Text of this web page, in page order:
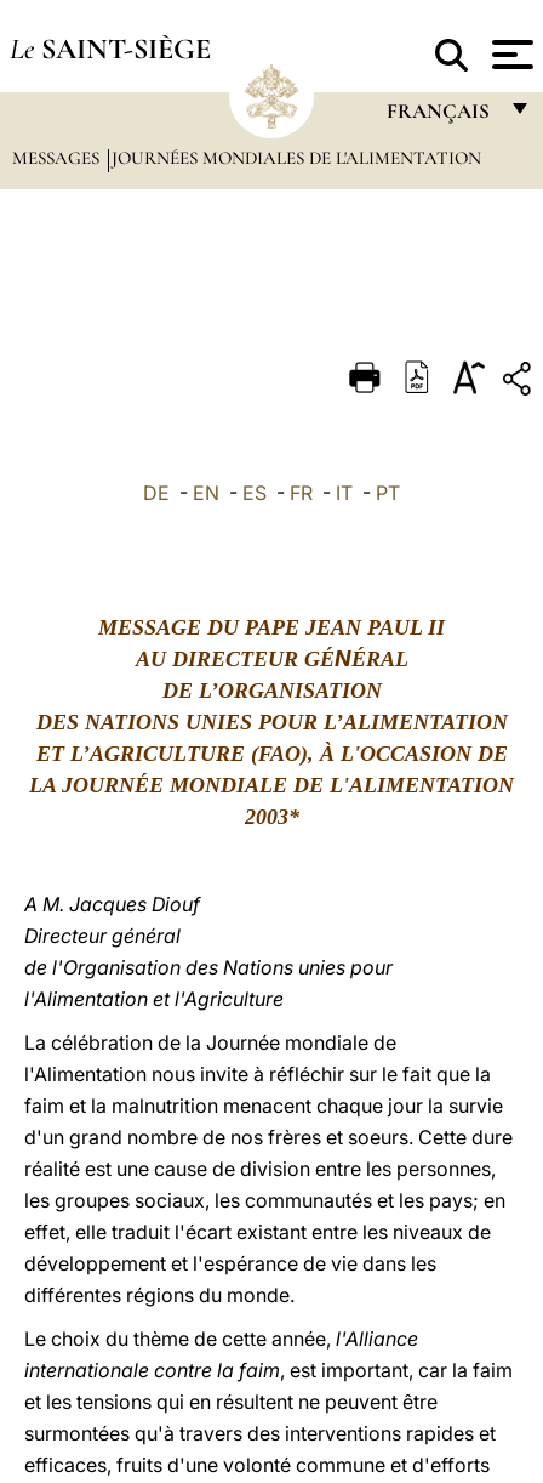
Le SAINT-SIÈGE
FRANÇAIS
FRANÇAIS
DEUTSCH
العربيّة
MESSAGES JOURNÉES MONDIALES DE L'ALIMENTATION
DE - EN - ES - FR - IT - PT
MESSAGE DU PAPE JEAN PAUL II
AU DIRECTEUR GÉNÉRAL
DE L’ORGANISATION
DES NATIONS UNIES POUR L’ALIMENTATION
ET L’AGRICULTURE (FAO), À L'OCCASION DE
LA JOURNÉE MONDIALE DE L'ALIMENTATION
2003*
A M. Jacques Diouf
Directeur général
de l'Organisation des Nations unies pour
l'Alimentation et l'Agriculture
La célébration de la Journée mondiale de
l'Alimentation nous invite à réfléchir sur le fait que la
faim et la malnutrition menacent chaque jour la survie
d'un grand nombre de nos frères et soeurs. Cette dure
réalité est une cause de division entre les personnes,
les groupes sociaux, les communautés et les pays; en
effet, elle traduit l'écart existant entre les niveaux de
développement et l'espérance de vie dans les
différentes régions du monde.
Le choix du thème de cette année, l'Alliance
internationale contre la faim, est important, car la faim
et les tensions qui en résultent ne peuvent être
surmontées qu'à travers des interventions rapides et
efficaces, fruits d'une volonté commune et d'efforts